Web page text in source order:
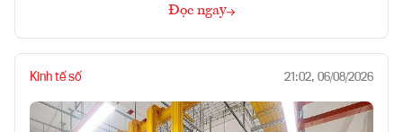
Đọc ngay
Kinh tế số 21:02, 06/08/2026